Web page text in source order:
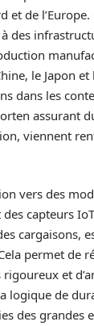
et de
des
le Japon
dans les
assurant
viennent
vers des
capteurs
cargaisons,
permet de
et
logique de
des grandes